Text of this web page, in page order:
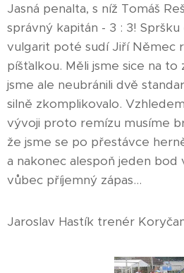
Jasná penalta, s níž Tomáš
správný kapitán - 3 : 3!
vulgarit poté sudí Jiří Němec
píšťalkou. Měli jsme sice na to
jsme ale neubránili dvě
silně zkomplikovalo.
vývoji proto remízu musíme
že jsme se po přestávce
a nakonec alespoň jeden bod
vůbec příjemný zápas…
Jaroslav Hastík trenér